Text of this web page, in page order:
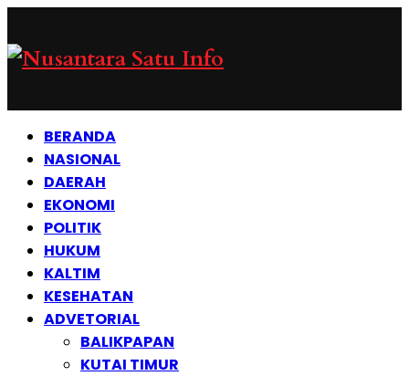
BERANDA
NASIONAL
DAERAH
EKONOMI
POLITIK
HUKUM
KALTIM
KESEHATAN
ADVETORIAL
BALIKPAPAN
KUTAI TIMUR